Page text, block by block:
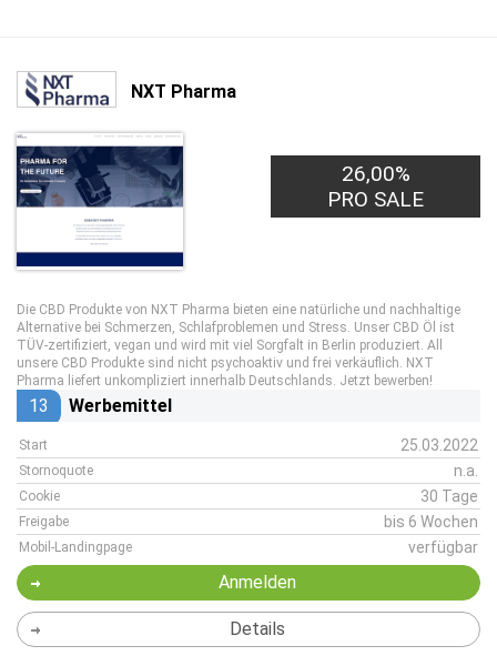
NXT Pharma
26,00%
PRO SALE
Die CBD Produkte von NXT Pharma bieten eine natürliche und nachhaltige
Alternative bei Schmerzen, Schlafproblemen und Stress. Unser CBD Öl ist
TÜV-zertifiziert, vegan und wird mit viel Sorgfalt in Berlin produziert. All
unsere CBD Produkte sind nicht psychoaktiv und frei verkäuflich. NXT
Pharma liefert unkompliziert innerhalb Deutschlands. Jetzt bewerben!
13 Werbemittel
Start 25.03.2022
Stornoquote n.a.
Cookie 30 Tage
Freigabe bis 6 Wochen
Mobil-Landingpage verfügbar
Anmelden
Details